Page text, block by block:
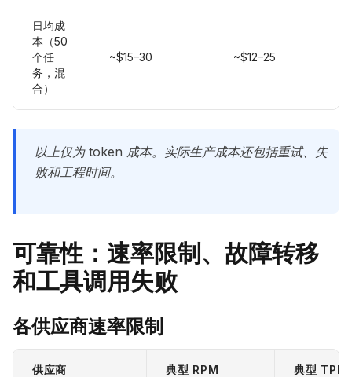
日均成
本（50
个任
务，混
合）
~$15–30 ~$12–25
以上仅为 token 成本。实际生产成本还包括重试、失
败和工程时间。
可靠性：速率限制、故障转移
和工具调用失败
各供应商速率限制
供应商 典型 RPM 典型 TPM